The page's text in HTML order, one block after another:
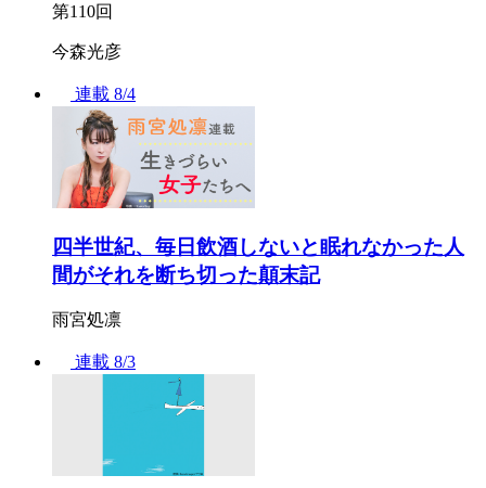
第110回
今森光彦
連載 8/4
四半世紀、毎日飲酒しないと眠れなかった人
間がそれを断ち切った顛末記
雨宮処凛
連載 8/3